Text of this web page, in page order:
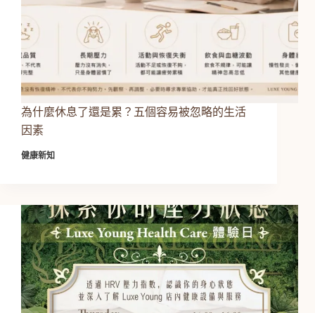
為什麼休息了還是累？五個容易被忽略的生活
因素
健康新知